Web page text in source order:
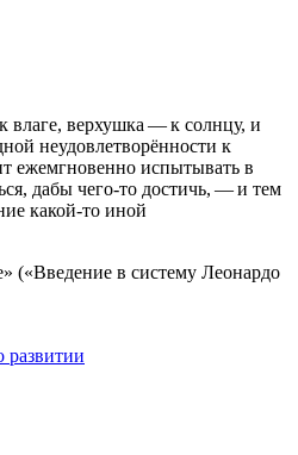
влаге, верхушка — к солнцу, и
неудовлетворённости к
ежемгновенно испытывать в
дабы чего‑то достичь, — и тем
какой‑то иной
(«Введение в систему Леонардо
развитии